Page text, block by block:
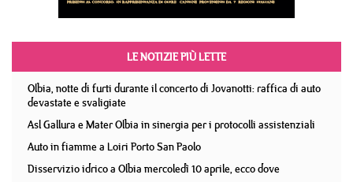
LE NOTIZIE PIÙ LETTE
Olbia, notte di furti durante il concerto di Jovanotti: raffica di auto
devastate e svaligiate
Asl Gallura e Mater Olbia in sinergia per i protocolli assistenziali
Auto in fiamme a Loiri Porto San Paolo
Disservizio idrico a Olbia mercoledì 10 aprile, ecco dove